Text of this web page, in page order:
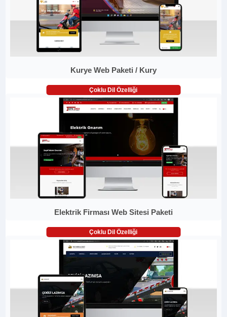
Kurye Web Paketi / Kury
Çoklu Dil Özelliği
Elektrik Firması Web Sitesi Paketi
Çoklu Dil Özelliği